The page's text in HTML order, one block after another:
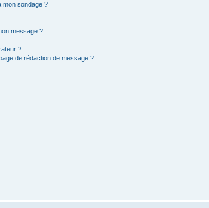
mon sondage ?
message ?
?
de rédaction de message ?